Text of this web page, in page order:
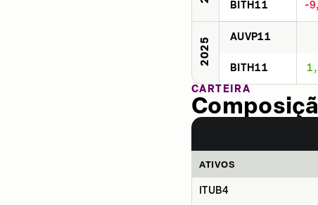
BITH11 -
2025 AUVP11
BITH11
CARTEIRA
ATIVOS
ITUB4